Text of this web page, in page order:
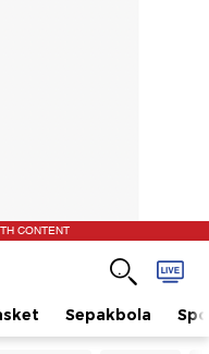
CONTENT
Sepakbola